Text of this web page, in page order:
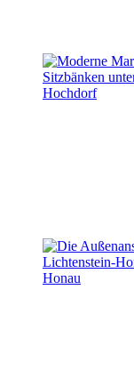
Hochdorf
Honau